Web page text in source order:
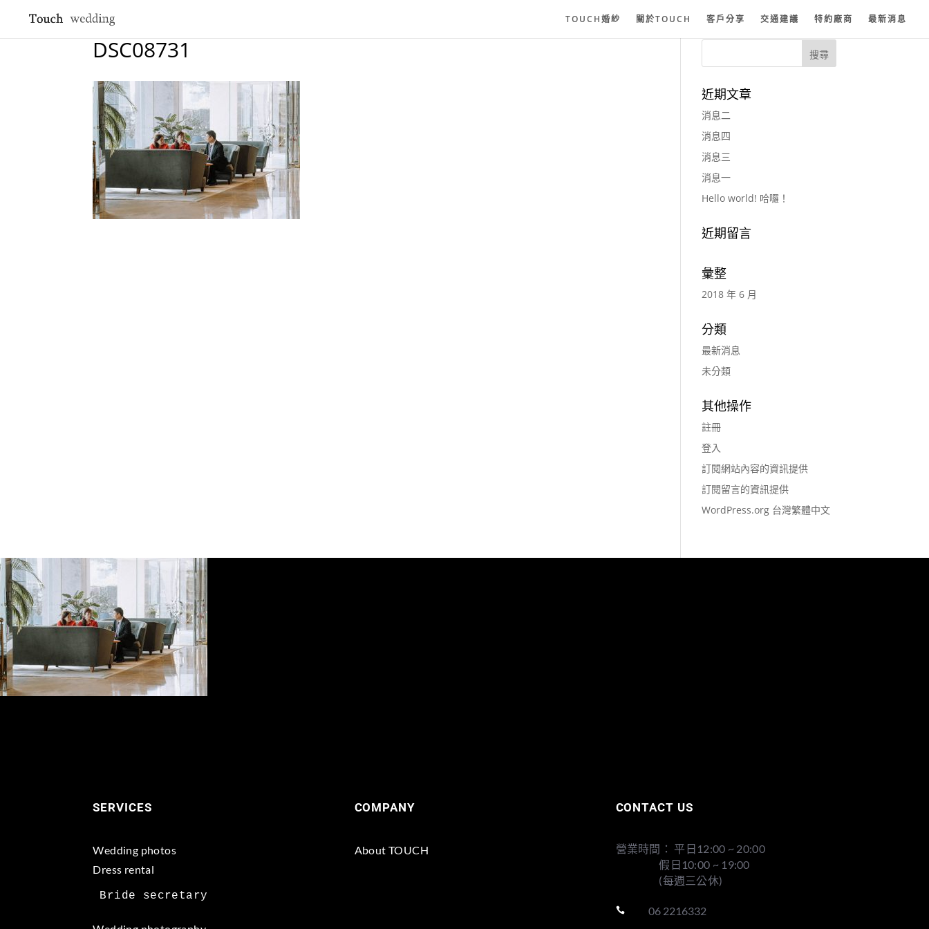
TOUCH婚紗 關於TOUCH 客戶分享 交通建議 特約廠商 最新消息
DSC08731
近期文章
消息二
消息四
消息三
消息一
Hello world! 哈囉！
近期留言
彙整
2018 年 6 月
分類
最新消息
未分類
其他操作
註冊
登入
訂閱網站內容的資訊提供
訂閱留言的資訊提供
WordPress.org 台灣繁體中文
SERVICES
Wedding photos
Dress rental
COMPANY
About TOUCH
CONTACT US
營業時間： 平日12:00 ~ 20:00
假日10:00 ~ 19:00
(每週三公休)
 06 2216332